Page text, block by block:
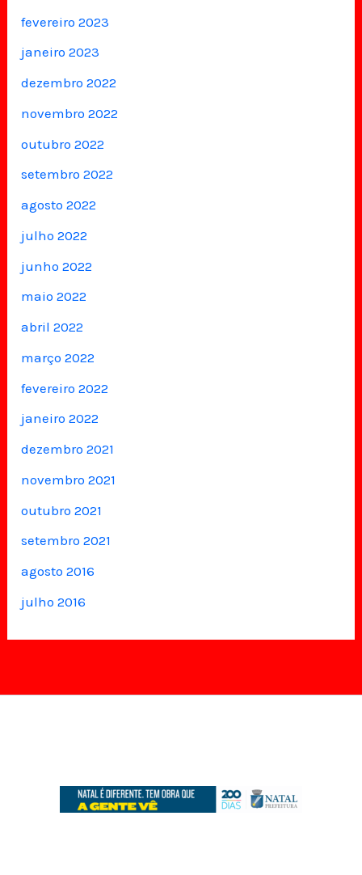
fevereiro 2023
janeiro 2023
dezembro 2022
novembro 2022
outubro 2022
setembro 2022
agosto 2022
julho 2022
junho 2022
maio 2022
abril 2022
março 2022
fevereiro 2022
janeiro 2022
dezembro 2021
novembro 2021
outubro 2021
setembro 2021
agosto 2016
julho 2016